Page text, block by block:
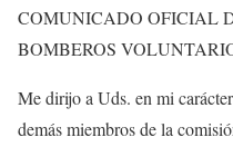
COMUNICADO OFICIAL
BOMBEROS
Me dirijo a Uds. en mi
demás miembros de la